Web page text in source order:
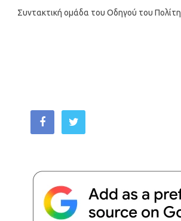
Συντακτική ομάδα του Οδηγού του Πολίτη